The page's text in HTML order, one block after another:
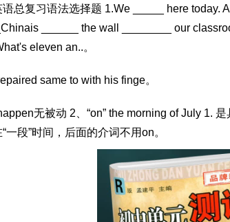
总复习语法选择题 1.We _____ here today.
______ the wall ________ our
eleven an..。
same to with his finge。
无被动 2、“on” the morning of July 1.
一段”时间，后面的介词不用on。